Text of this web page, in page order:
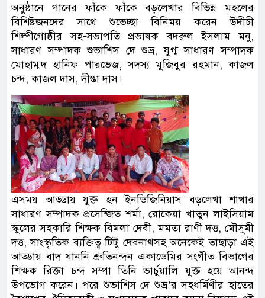
অনুষ্ঠানে গানের ফাঁকে ফাঁকে বড়লেখার বিভিন্ন মহলের
বিশিষ্টজনদের সাথে শুভেচ্ছা বিনিময় করেন উদীচী
শিল্পীগোষ্ঠীর সহ-সভাপতি প্রভাষক বদরুল ইসলাম মনু,
সাধারণ সম্পাদক শুভাশিস দে শুভ্র, যুগ্ম সাধারণ সম্পাদক
মোহাম্মদ হানিফ পারভেজ, সদস‍্য মুজিবুর রহমান, কাজল
চন্দ, কাজল দাস, দীপ্তা দাস।
এসময় আড্ডায় যুক্ত হন ইনডিজিনিয়াস বড়লেখা শাখার
সাধারণ সম্পাদক প্রসেন্জিত শর্মা, রোকেয়া খাতুন লাইসিয়াম
স্কুলের সহকারি শিক্ষক বিমলা দেবী, মমতা রাণী দত্ত, ম‍ৌসুমী
দত্ত, সাংস্কৃতিক ব‍্যক্তিত্ব টিটু দেবনাথসহ অনেকেই তাছাড়া এই
আড্ডায় বাদ যাননি শ্রুতিনন্দন একাডেমির সংগীত বিভাগের
শিক্ষক রিক্তা চন্দ সম্পা তিনি ভার্চুয়ালি যুক্ত হয়ে আনন্দ
উপভোগ করেন। পরে শুভাশিস দে শুভ্র’র সহধর্মিণীর হাতের